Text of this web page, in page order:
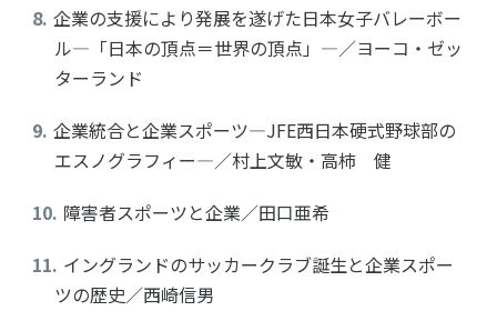
企業の支援により発展を遂げた日本女子バレーボー
ル―「日本の頂点＝世界の頂点」―／ヨーコ・ゼッ
ターランド
企業統合と企業スポーツ―JFE西日本硬式野球部の
エスノグラフィー―／村上文敏・高柿 健
障害者スポーツと企業／田口亜希
イングランドのサッカークラブ誕生と企業スポー
ツの歴史／西崎信男